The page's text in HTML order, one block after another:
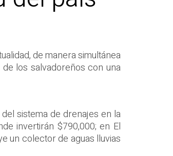
de manera simultánea
los salvadoreños con una
sistema de drenajes en la
invertirán $790,000; en El
un colector de aguas lluvias